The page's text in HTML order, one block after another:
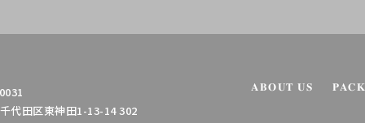
代田区東神田1-13-14 302
ABOUT US